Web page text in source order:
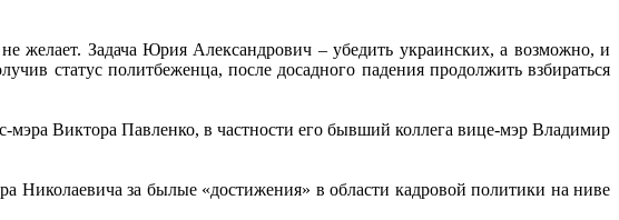
желает. Задача Юрия Александрович – убедить украинских, а возможно, и
статус политбеженца, после досадного падения продолжить взбираться
мэра Виктора Павленко, в частности его бывший коллега вице-мэр Владимир
Николаевича за былые «достижения» в области кадровой политики на ниве